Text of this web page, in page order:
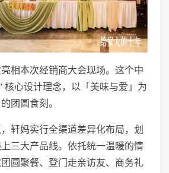
相本次经销商大会现场。这个中
核心设计理念，以「美味与爱」为
团圆食刻。
轩妈实行全渠道差异化布局，划
三大产品线。依托统一温暖的情
圆聚餐、登门走亲访友、商务礼